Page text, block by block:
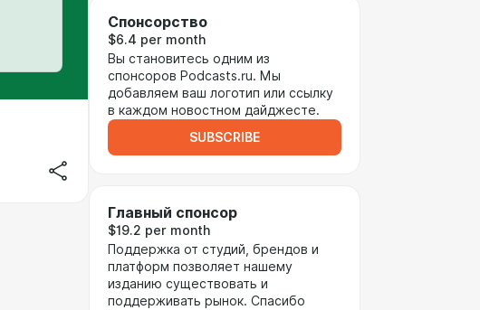
Спонсорство
$6.4 per month
Вы становитесь одним из
спонсоров Podcasts.ru. Мы
добавляем ваш логотип или ссылку
в каждом новостном дайджесте.
SUBSCRIBE
Главный спонсор
$19.2 per month
Поддержка от студий, брендов и
платформ позволяет нашему
изданию существовать и
поддерживать рынок. Спасибо